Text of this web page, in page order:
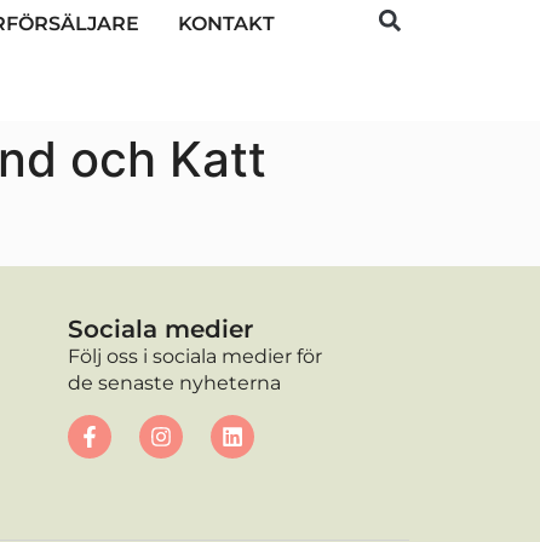
KONTAKT
och Katt
Sociala medier
Följ oss i sociala medier för
de senaste nyheterna